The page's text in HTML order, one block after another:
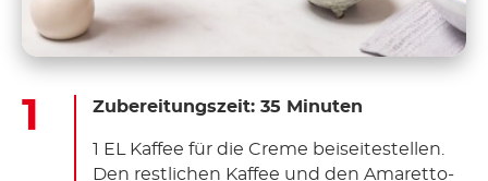
Zubereitungszeit: 35 Minuten
1 EL Kaffee für die Creme beiseitestellen.
Den restlichen Kaffee und den Amaretto-